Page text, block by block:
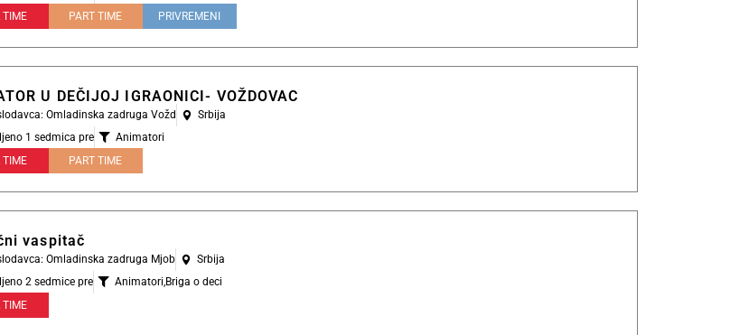
TIME
PART TIME PRIVREMENI
U DEČIJOJ IGRAONICI- VOŽDOVAC
Omladinska zadruga Vožd
Srbija
1 sedmica pre
Animatori
TIME
PART TIME
vaspitač
Omladinska zadruga Mjob
Srbija
2 sedmice pre
Animatori,Briga o deci
TIME